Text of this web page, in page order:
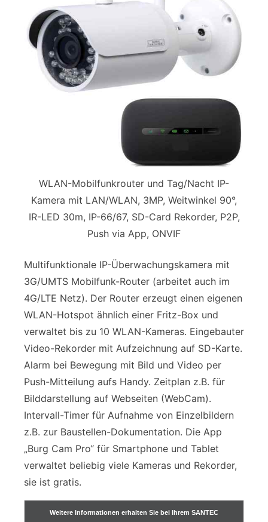
WLAN-Mobilfunkrouter und Tag/Nacht IP-
Kamera mit LAN/WLAN, 3MP, Weitwinkel 90°,
IR-LED 30m, IP-66/67, SD-Card Rekorder, P2P,
Push via App, ONVIF
Multifunktionale IP-Überwachungskamera mit
3G/UMTS Mobilfunk-Router (arbeitet auch im
4G/LTE Netz). Der Router erzeugt einen eigenen
WLAN-Hotspot ähnlich einer Fritz-Box und
verwaltet bis zu 10 WLAN-Kameras. Eingebauter
Video-Rekorder mit Aufzeichnung auf SD-Karte.
Alarm bei Bewegung mit Bild und Video per
Push-Mitteilung aufs Handy. Zeitplan z.B. für
Bilddarstellung auf Webseiten (WebCam).
Intervall-Timer für Aufnahme von Einzelbildern
z.B. zur Baustellen-Dokumentation. Die App
„Burg Cam Pro“ für Smartphone und Tablet
verwaltet beliebig viele Kameras und Rekorder,
sie ist gratis.
Weitere Informationen erhalten Sie bei Ihrem SANTEC